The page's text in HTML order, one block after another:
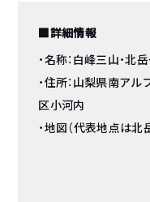
■詳細情報
・名称：白峰三山・北
・住所：山梨県南ア
区小河内
・地図（代表地点は北岳